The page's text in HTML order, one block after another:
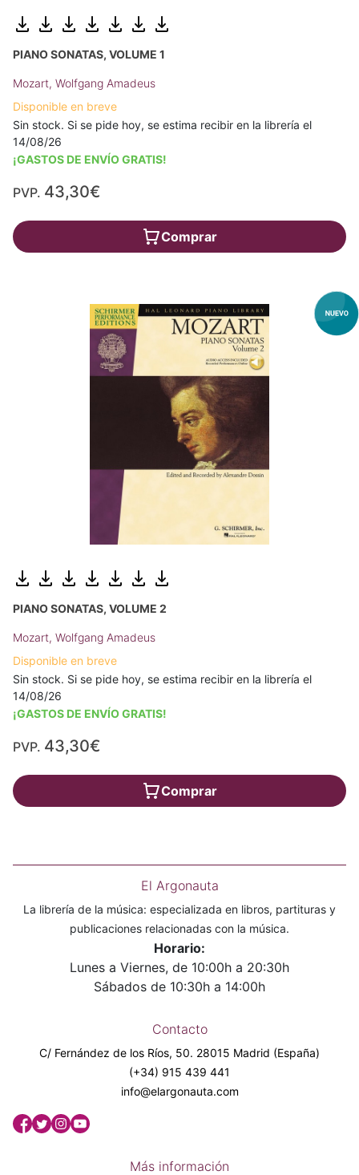
PIANO SONATAS, VOLUME 1
Mozart, Wolfgang Amadeus
Disponible en breve
Sin stock. Si se pide hoy, se estima recibir en la librería el
14/08/26
¡GASTOS DE ENVÍO GRATIS!
PVP. 43,30€
Comprar
PIANO SONATAS, VOLUME 2
Mozart, Wolfgang Amadeus
Disponible en breve
Sin stock. Si se pide hoy, se estima recibir en la librería el
14/08/26
¡GASTOS DE ENVÍO GRATIS!
PVP. 43,30€
Comprar
El Argonauta
La librería de la música: especializada en libros, partituras y
publicaciones relacionadas con la música.
Horario:
Lunes a Viernes, de 10:00h a 20:30h
Sábados de 10:30h a 14:00h
Contacto
C/ Fernández de los Ríos, 50. 28015 Madrid (España)
(+34) 915 439 441
info@elargonauta.com
Más información